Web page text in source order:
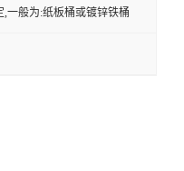
,一般为:纸板桶或镀锌铁桶